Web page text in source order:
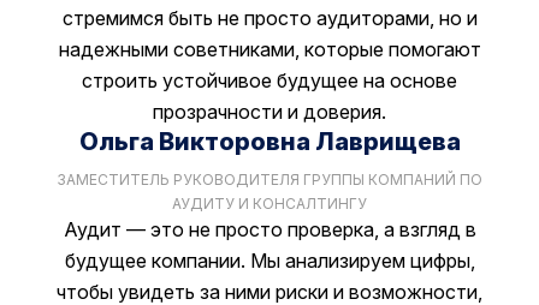
стремимся быть не просто аудиторами, но и
надежными советниками, которые помогают
строить устойчивое будущее на основе
прозрачности и доверия.
Ольга Викторовна Лаврищева
ЗАМЕСТИТЕЛЬ РУКОВОДИТЕЛЯ ГРУППЫ КОМПАНИЙ ПО
АУДИТУ И КОНСАЛТИНГУ
Аудит — это не просто проверка, а взгляд в
будущее компании. Мы анализируем цифры,
чтобы увидеть за ними риски и возможности,